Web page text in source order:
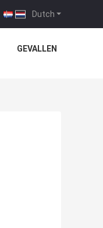
Dutch
|
GEVALLEN